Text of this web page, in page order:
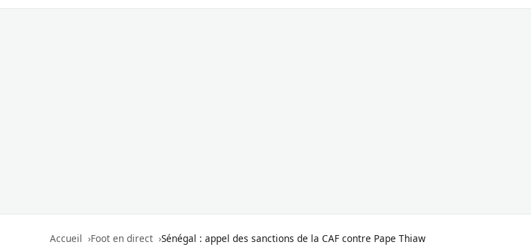
Accueil Foot en direct Sénégal : appel des sanctions de la CAF contre Pape Thiaw